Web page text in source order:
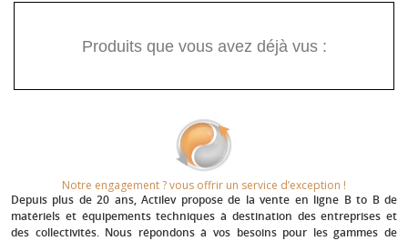
Produits que vous avez déjà vus :
Notre engagement ? vous offrir un service d’exception !​
Depuis plus de 20 ans, Actilev propose de la vente en ligne B to B de
matériels et équipements techniques à destination des entreprises et
des collectivités. Nous répondons à vos besoins pour les gammes de